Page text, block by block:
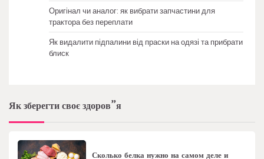
Оригінал чи аналог: як вибрати запчастини для
трактора без переплати
Як видалити підпалини від праски на одязі та прибрати
блиск
Як зберегти своє здоров”я
Сколько белка нужно на самом деле и